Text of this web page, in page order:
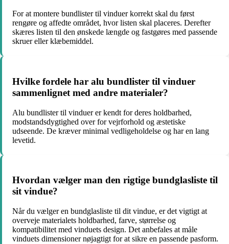
For at montere bundlister til vinduer korrekt skal du først
rengøre og affedte området, hvor listen skal placeres. Derefter
skæres listen til den ønskede længde og fastgøres med passende
skruer eller klæbemiddel.
Hvilke fordele har alu bundlister til vinduer
sammenlignet med andre materialer?
Alu bundlister til vinduer er kendt for deres holdbarhed,
modstandsdygtighed over for vejrforhold og æstetiske
udseende. De kræver minimal vedligeholdelse og har en lang
levetid.
Hvordan vælger man den rigtige bundglasliste til
sit vindue?
Når du vælger en bundglasliste til dit vindue, er det vigtigt at
overveje materialets holdbarhed, farve, størrelse og
kompatibilitet med vinduets design. Det anbefales at måle
vinduets dimensioner nøjagtigt for at sikre en passende pasform.